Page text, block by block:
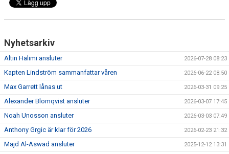
Nyhetsarkiv
Altin Halimi ansluter 2026-07-28 08:23
Kapten Lindström sammanfattar våren 2026-06-22 08:50
Max Garrett lånas ut 2026-03-31 09:25
Alexander Blomqvist ansluter 2026-03-07 17:45
Noah Unosson ansluter 2026-03-03 07:49
Anthony Grgic är klar för 2026 2026-02-23 21:32
Majd Al-Aswad ansluter 2025-12-12 13:31